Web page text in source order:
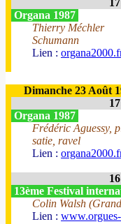
Organa 1987
Thierry Méchler
Schumann
Lien :
Dimanche 23 Août
Organa 1987
Frédéric Aguessy,
satie, ravel
Lien :
13ème Festival
Colin Walsh
Lien :